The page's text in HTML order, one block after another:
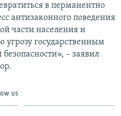
в перманентно
антизаконного поведения
части населения и
угрозу государственным
– заявил
us